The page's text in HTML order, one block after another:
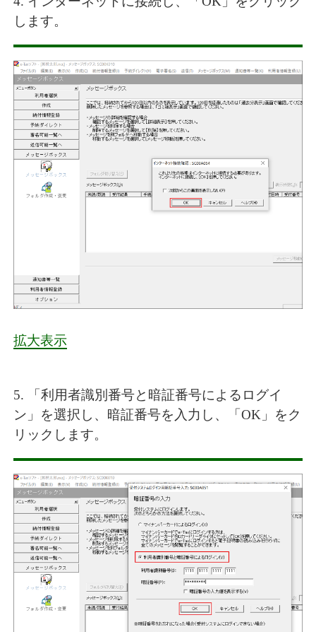
します。
拡大表示
5. 「利用者識別番号と暗証番号によるログイ
ン」を選択し、暗証番号を入力し、「OK」をク
リックします。